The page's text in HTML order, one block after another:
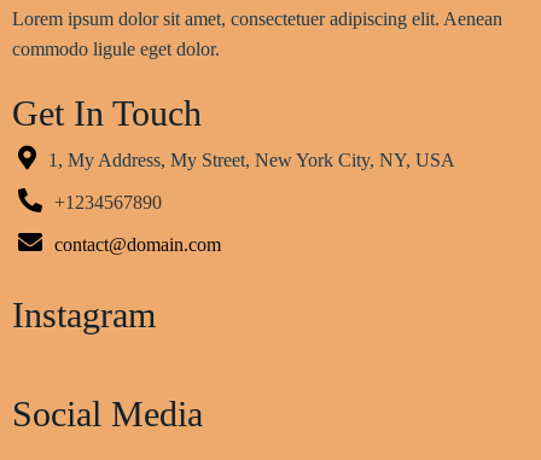
Lorem ipsum dolor sit amet, consectetuer adipiscing elit. Aenean
commodo ligule eget dolor.
Get In Touch
1, My Address, My Street, New York City, NY, USA
+1234567890
contact@domain.com
Instagram
Social Media